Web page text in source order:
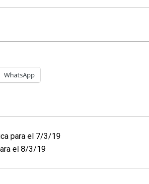
WhatsApp
para el 7/3/19
el 8/3/19